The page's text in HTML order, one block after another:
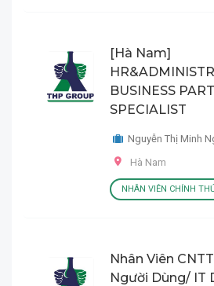
[Hà Nam]
BUSINESS
SPECIALIST
Nguyễn Thị Minh
Hà Nam
NHÂN VIÊN CHÍNH
Nhân Viên
Người Dùng/ IT